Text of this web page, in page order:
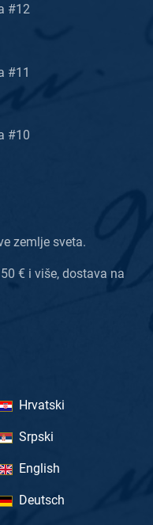
#12
#11
#10
zemlje sveta.
€ i više, dostava na
Hrvatski
Srpski
English
Deutsch